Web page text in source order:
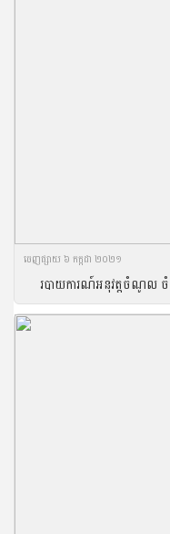
ចេញ​ផ្សាយ​ ៦ កក្កដា ២០២១
របាយការណ៍អនុវត្តចំណូល ចំ